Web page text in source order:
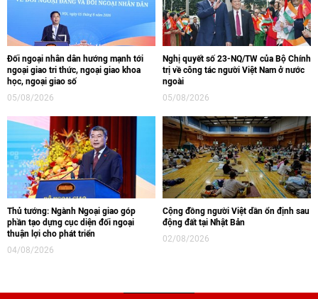
Đối ngoại nhân dân hướng mạnh tới
ngoại giao tri thức, ngoại giao khoa
học, ngoại giao số
05/08/2026
Nghị quyết số 23-NQ/TW của Bộ Chính
trị về công tác người Việt Nam ở nước
ngoài
05/08/2026
Thủ tướng: Ngành Ngoại giao góp
phần tạo dựng cục diện đối ngoại
thuận lợi cho phát triển
04/08/2026
Cộng đồng người Việt dần ổn định sau
động đất tại Nhật Bản
02/08/2026